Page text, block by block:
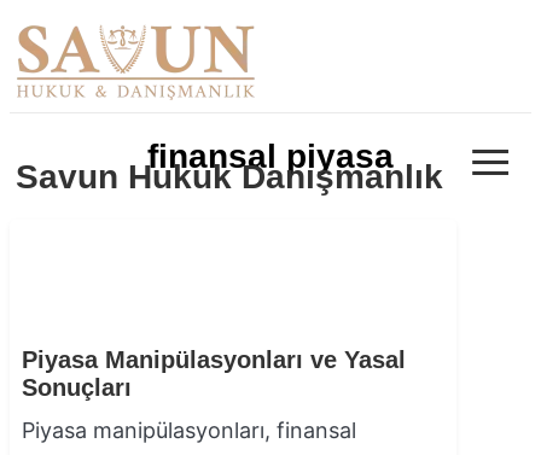
Savun Hukuk Danışmanlık ≡
finansal piyasa
Piyasa Manipülasyonları ve Yasal
Sonuçları
Piyasa manipülasyonları, finansal